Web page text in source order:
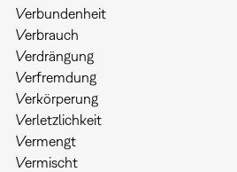
Verbundenheit
Verbrauch
Verdrängung
Verfremdung
Verkörperung
Verletzlichkeit
Vermengt
Vermischt